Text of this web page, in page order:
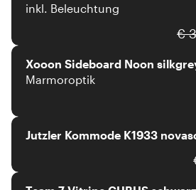
inkl. Beleuchtung
€
Xooon Sideboard Noon
Marmoroptik
Jutzler Kommode K1933